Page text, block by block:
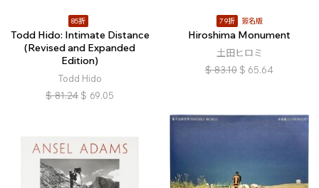
85折
Todd Hido: Intimate Distance
(Revised and Expanded
Edition)
Todd Hido
$ 81.24 $ 69.05
79折 簽名版
Hiroshima Monument
土田ヒロミ
$ 83.10 $ 65.64